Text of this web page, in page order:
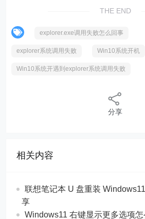
THE END
explorer.exe调用失败怎么回事
explorer系统调用失败 Win10系统开机
Win10系统开遇到explorer系统调用失败
分享
相关内容
联想笔记本 U 盘重装
享
Windows11 右键显示更多选项怎